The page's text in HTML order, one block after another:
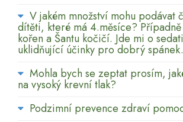
V jakém množství mohu podávat
dítěti, které má 4.měsíce?
kořen a Šantu kočičí. Jde mi o
uklidňující účinky pro dobrý spánek.
Mohla bych se zeptat prosím,
na vysoký krevní tlak?
Podzimní prevence zdraví